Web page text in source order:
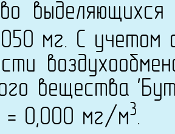
мг. С
вещества
= 0,000 мг/м3.